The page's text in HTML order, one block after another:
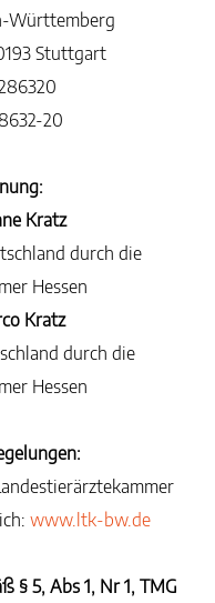
Württemberg
Stuttgart
20
Kratz
durch die
Hessen
Kratz
durch die
Hessen
www.ltk-bw.de
§ 5, Abs 1, Nr 1, TMG